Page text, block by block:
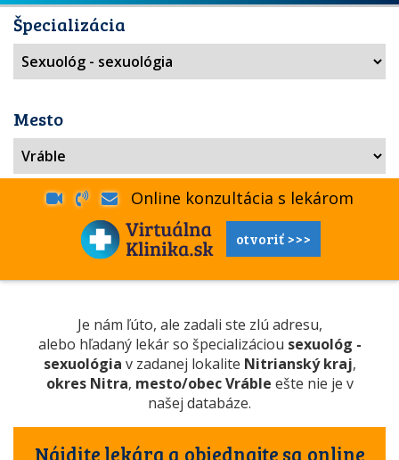
Špecializácia
Mesto
Online konzultácia s lekárom
otvoriť >>>
Je nám ľúto, ale zadali ste zlú adresu,
alebo hľadaný lekár so špecializáciou sexuológ -
sexuológia v zadanej lokalite Nitrianský kraj,
okres Nitra, mesto/obec Vráble ešte nie je v
našej databáze.
Nájdite lekára a objednajte sa online